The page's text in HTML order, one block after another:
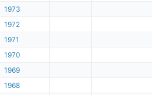
1973
1972
1971
1970
1969
1968